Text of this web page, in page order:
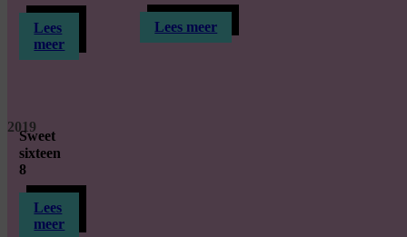
Lees
meer
Lees meer
2019
Sweet
sixteen
8
Lees
meer